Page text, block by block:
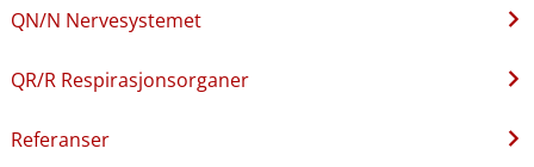
QN​/​N Nervesystemet
QR​/​R Respirasjonsorganer
Referanser